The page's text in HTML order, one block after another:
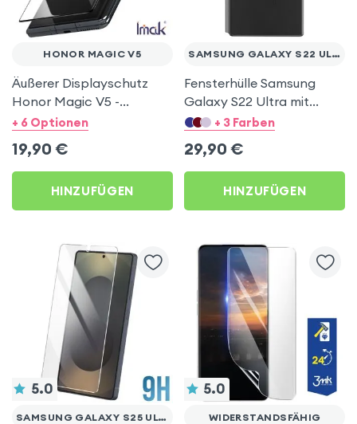
HONOR MAGIC V5
Äußerer Displayschutz
Honor Magic V5 -
Gehärtetes Glas
+ 6 Optionen
19,90 €
HINZUFÜGEN
SAMSUNG GALAXY S22 ULTRA
Fensterhülle Samsung
Galaxy S22 Ultra mit
Kartenhalter - Schwarz
+ 3 Farben
29,90 €
HINZUFÜGEN
5.0
SAMSUNG GALAXY S25 ULTRA
5.0
WIDERSTANDSFÄHIG